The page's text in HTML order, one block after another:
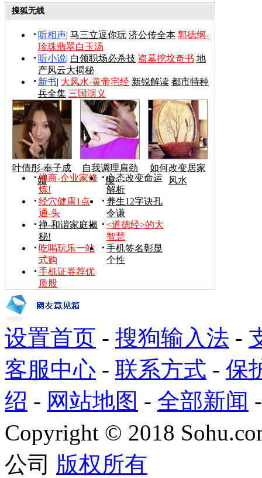
搜狐无线
听相声| 马三立逗你玩 济公传全本 郭德纲-
珍珠翡翠白玉汤
听小说| 白领职场必杀技 盗墓挖坟奇书 地
产风云大揭秘
新书| 大风水-黄帝宅经 新锐解读 都市特种
兵全集 三国演义
叶倩彤-奉子成
婚
自我调理肩劲
腰
如何改变居家
风水
禅商-企业家修
炼!
心态改变命运
解析
经穴健康1点
通-头
养生12字诀孔
令谦
禅-和谐家庭揭
秘!
<道德经>的大
智慧
吃喝玩乐一站
式购
手机签名彰显
个性
手机证券荐优
质股
设置首页 - 搜狗输入法 -
客服中心 - 联系方式 - 保
绍 - 网站地图 - 全部新闻
Copyright © 2018
公司 版权所有